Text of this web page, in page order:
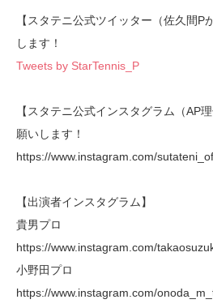
【スタテニ公式ツイッター（佐久間P
します！
Tweets by StarTennis_P
【スタテニ公式インスタグラム（AP
願いします！
https://www.instagram.com/
【出演者インスタグラム】
貴男プロ
https://www.instagram.com/
小野田プロ
https://www.instagram.com/